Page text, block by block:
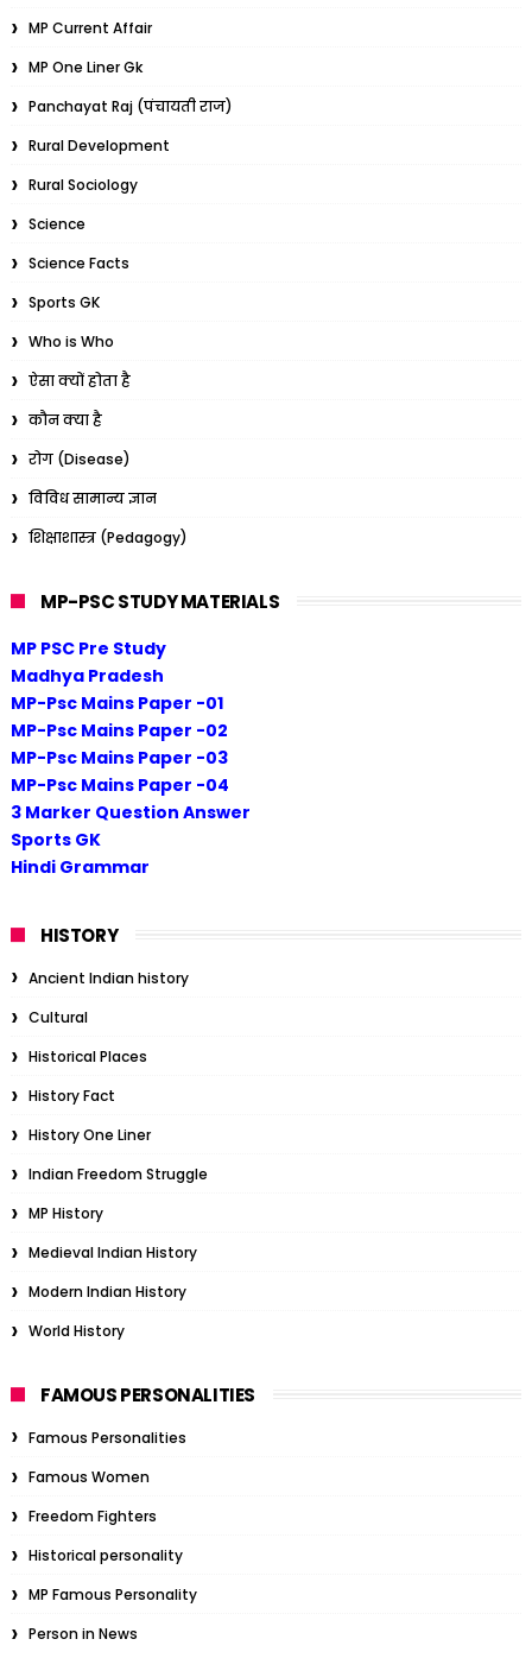
MP Current Affair
MP One Liner Gk
Panchayat Raj (पंचायती राज)
Rural Development
Rural Sociology
Science
Science Facts
Sports GK
Who is Who
ऐसा क्यों होता है
कौन क्या है
रोग (Disease)
विविध सामान्य ज्ञान
शिक्षाशास्त्र (Pedagogy)
MP-PSC STUDY MATERIALS
MP PSC Pre Study
Madhya Pradesh
MP-Psc Mains Paper -01
MP-Psc Mains Paper -02
MP-Psc Mains Paper -03
MP-Psc Mains Paper -04
3 Marker Question Answer
Sports GK
Hindi Grammar
HISTORY
Ancient Indian history
Cultural
Historical Places
History Fact
History One Liner
Indian Freedom Struggle
MP History
Medieval Indian History
Modern Indian History
World History
FAMOUS PERSONALITIES
Famous Personalities
Famous Women
Freedom Fighters
Historical personality
MP Famous Personality
Person in News